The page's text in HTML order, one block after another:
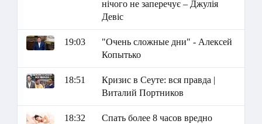
нічого не заперечує – Джулія
Девіс
19:03
"Очень сложные дни" - Алексей
Копытько
18:51
Кризис в Сеуте: вся правда |
Виталий Портников
18:32 Спать более 8 часов вредно